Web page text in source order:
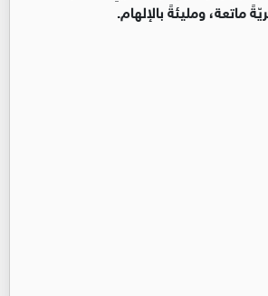
ماتعة، ومليئةً بالإلهام.